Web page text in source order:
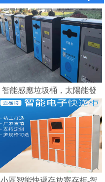
智能感應垃圾桶，太陽能發
電，智能垃圾分類的好幫手
---蘇州嘉易特電子科技有限
公司
小區智能快遞存放寄存柜-智